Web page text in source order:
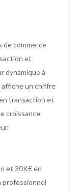
de commerce
et
dynamique à
affiche un chiffre
transaction et
croissance
et 30K€ en
professionnel